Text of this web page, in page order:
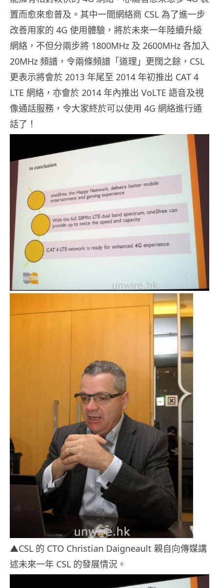
置而愈來愈普及。其中一間網絡商 CSL 為了進一步
改善用家的 4G 使用體驗，將於未來一年陸續升級
網絡，不但分兩步將 1800MHz 及 2600MHz 各加入
20MHz 頻譜，令兩條頻譜「道理」更闊之餘，CSL
更表示將會於 2013 年尾至 2014 年初推出 CAT 4
LTE 網絡，亦會於 2014 年內推出 VoLTE 語音及視
像通話服務，令大家終於可以使用 4G 網絡進行通
話了！
▲CSL 的 CTO Christian Daigneault 親自向傳媒講
述未來一年 CSL 的發展情況。